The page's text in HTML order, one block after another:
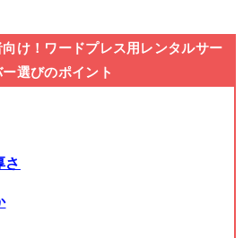
け！ワードプレス用レンタルサー
ー選びのポイント
さ